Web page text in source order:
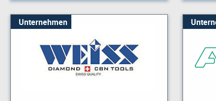
Unternehmen